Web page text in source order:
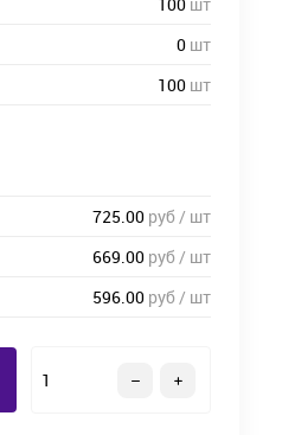
0 шт
100 шт
725.00 руб / шт
669.00 руб / шт
596.00 руб / шт